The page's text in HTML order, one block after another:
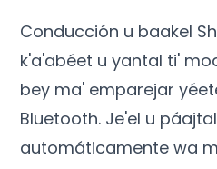
Conducción u baakel
k'a'abéet u yantal ti'
bey ma' emparejar
Bluetooth. Je'el u
automáticamente wa